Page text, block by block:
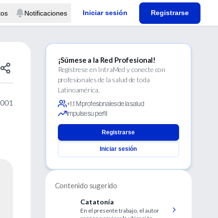
Notificaciones Iniciar sesión Registrarse
¡Súmese a la Red Profesional!
Regístrese en IntraMed y conecte con
profesionales de la salud de toda
Latinoamérica.
+1.1 M profesionales de la salud
Impulse su perfil
Registrarse
Iniciar sesión
Contenido sugerido
Catatonía
En el presente trabajo, el autor